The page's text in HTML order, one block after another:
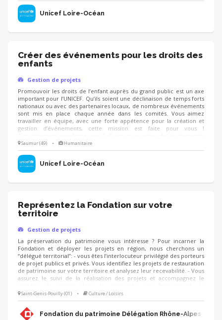
locales sur la prise en main des projets UNICEF.
Unicef Loire-Océan
Créer des événements pour les droits des
enfants
Gestion de projets
Promouvoir les droits de l’enfant auprès du grand public est un axe
important pour l’UNICEF. Qu’ils soient une déclinaison de temps forts
nationaux ou avec des partenaires locaux, de nombreux événements
sont mis en place chaque année dans les comités. Vous aimez
travailler en équipe, avec une forte appétence pour la création et
gestion d’événements, cette mission est faite pour vous !
autour du sport, de la culture… pour faire connaitre les droits de
l’enfant et collecter des fonds •Co-piloter l’organisation d’événements
•Décliner les grands temps forts nationaux localement
Saumur (49) • Humanitaire
Unicef Loire-Océan
Représentez la Fondation sur votre
territoire
Gestion de projets
La préservation du patrimoine vous intéresse ? Pour incarner la
Fondation et déployer les projets en région, nous cherchons un
“délégué territorial”: - vous êtes l’interlocuteur privilégié des porteurs
de projet publics et privés. Vous identifiez les projets de restauration
de patrimoine sur votre territoire et analysez leur recevabilité. - Vous
assurez le suivi de la réalisation des projets et accompagnez le
communication, l'animation de sa collecte, jusqu'à la clôture du
projet. - Vous contribuez au développement des adhésions et des
ressources (mécènes, donateurs, partenariats, etc.) pour pérenniser
les actions de la Fondation.
Saint-Genis-Pouilly (01) • Culture / Loisirs
Fondation du patrimoine Délégation Rhône-Alpes